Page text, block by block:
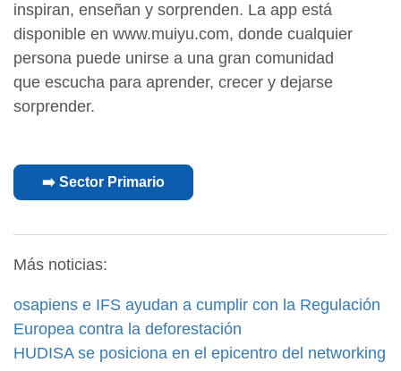
inspiran, enseñan y sorprenden. La app está
disponible en www.muiyu.com, donde cualquier
persona puede unirse a una gran comunidad
que escucha para aprender, crecer y dejarse
sorprender.
➡️ Sector Primario
Más noticias:
osapiens e IFS ayudan a cumplir con la Regulación
Europea contra la deforestación
HUDISA se posiciona en el epicentro del networking